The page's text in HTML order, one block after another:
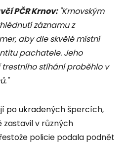
PČR Krnov: "Krnovským
záznamu z
aby dle skvělé místní
pachatele. Jeho
stíhání proběhlo v
po ukradených špercích,
v různých
policie podala podnět